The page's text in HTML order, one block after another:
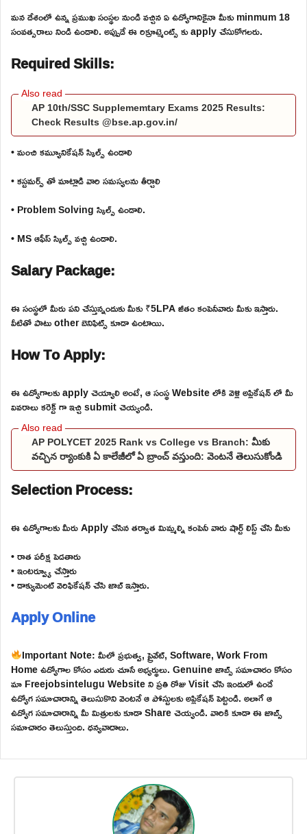
మన దేశంలో ఉన్న ప్రముఖ సంస్థల నుండి వచ్చిన ఏ ఉద్యోగానికైనా మీకు minmum 18
సంవత్సరాలు నిండి ఉండాలి. అప్పుడే ఈ రిక్రూట్మెంట్స్ కు apply చేసుకోగలరు.
Required Skills:
AP 10th/SSC Supplememtary Exams 2025 Results:
Check Results @bse.ap.gov.in/
• మంచి కమ్యూనికేషన్ స్కిల్స్ ఉండాలి
• కస్టమర్స్ తో మాట్లాడి వారి సమస్యలను తీర్చాలి
• Problem Solving స్కిల్స్ ఉండాలి.
• MS ఆఫీస్ స్కిల్స్ వచ్చి ఉండాలి.
Salary Package:
ఈ సంస్థలో మీరు పని చేస్తున్నందుకు మీకు ₹5LPA జీతం కంపెనీవారు మీకు ఇస్తారు.
వీటితో పాటు other బెనిఫిట్స్ కూడా ఉంటాయి.
How To Apply:
ఈ ఉద్యోగాలకు apply చెయ్యాలి అంటే, ఆ సంస్థ Website లోకి వెళ్లి అప్లికేషన్ లో మీ
వివరాలు కరెక్ట్ గా ఇచ్చి submit చెయ్యండి.
AP POLYCET 2025 Rank vs College vs Branch: మీకు
వచ్చిన ర్యాంకుకి ఏ కాలేజీలో ఏ బ్రాంచ్ వస్తుంది: వెంటనే తెలుసుకోండి
Selection Process:
ఈ ఉద్యోగాలకు మీరు Apply చేసిన తర్వాత మిమ్మల్ని కంపెనీ వారు షార్ట్ లిస్ట్ చేసి మీకు
• రాత పరీక్ష పెడతారు
• ఇంటర్వ్యూ చేస్తారు
• డాక్యుమెంట్ వెరిఫికేషన్ చేసి జాబ్ ఇస్తారు.
Apply Online
Important Note: మీలో ప్రభుత్వ, ప్రైవేట్, Software, Work From
Home ఉద్యోగాల కోసం ఎదురు చూసే అభ్యర్థులు. Genuine జాబ్స్ సమాచారం కోసం
మా Freejobsintelugu Website ని ప్రతి రోజు Visit చేసి ఇందులో ఉండే
ఉద్యోగ సమాచారాన్ని తెలుసుకొని వెంటనే ఆ పోస్టులకు అప్లికేషన్ పెట్టండి. అలాగే ఆ
ఉద్యోగ సమాచారాన్ని మీ మిత్రులకు కూడా Share చెయ్యండి. వారికి కూడా ఈ జాబ్స్
సమాచారం తెలుస్తుంది. ధన్యవాదాలు.